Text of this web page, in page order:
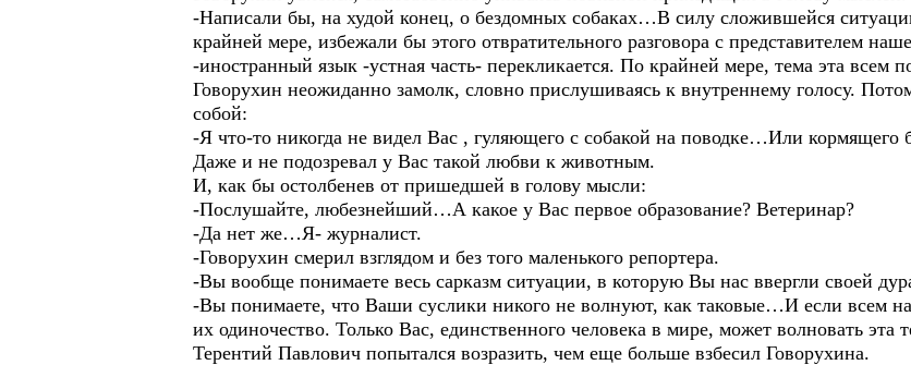
-Написали бы, на худой конец, о бездомных собаках…В силу сложившейся
крайней мере, избежали бы этого отвратительного разговора с представителем
-иностранный язык -устная часть- перекликается. По крайней мере, тема эта всем
Говорухин неожиданно замолк, словно прислушиваясь к внутреннему голосу.
собой:
-Я что-то никогда не видел Вас , гуляющего с собакой на поводке…Или
Даже и не подозревал у Вас такой любви к животным.
И, как бы остолбенев от пришедшей в голову мысли:
-Послушайте, любезнейший…А какое у Вас первое образование? Ветеринар?
-Да нет же…Я- журналист.
-Говорухин смерил взглядом и без того маленького репортера.
-Вы вообще понимаете весь сарказм ситуации, в которую Вы нас ввергли своей
-Вы понимаете, что Ваши суслики никого не волнуют, как таковые…И если всем
их одиночество. Только Вас, единственного человека в мире, может волновать эта
Терентий Павлович попытался возразить, чем еще больше взбесил Говорухина.